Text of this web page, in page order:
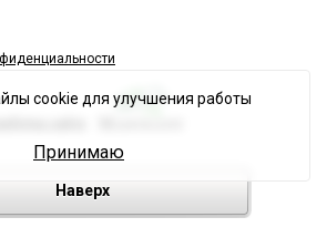
сайта
Наверх
cookie для улучшения работы
Принимаю